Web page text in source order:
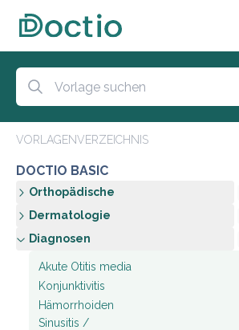
VORLAGENVERZEICHNIS
DOCTIO BASIC
Orthopädische
Dermatologie
Diagnosen
Akute Otitis media
Konjunktivitis
Hämorrhoiden
Sinusitis /